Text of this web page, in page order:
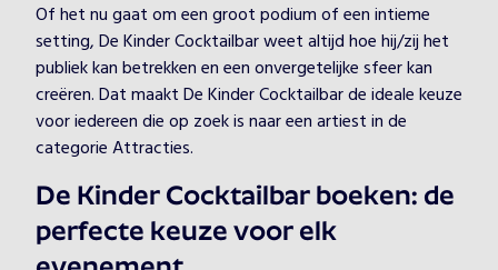
Of het nu gaat om een groot podium of een intieme
setting, De Kinder Cocktailbar weet altijd hoe hij/zij het
publiek kan betrekken en een onvergetelijke sfeer kan
creëren. Dat maakt De Kinder Cocktailbar de ideale keuze
voor iedereen die op zoek is naar een artiest in de
categorie Attracties.
De Kinder Cocktailbar boeken: de
perfecte keuze voor elk